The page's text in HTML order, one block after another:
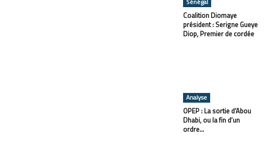
Coalition Diomaye
président : Serigne Gueye
Diop, Premier de cordée
Analyse
OPEP : La sortie d’Abou
Dhabi, ou la fin d’un
ordre...